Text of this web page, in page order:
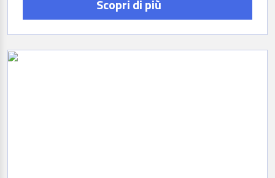
Scopri di più